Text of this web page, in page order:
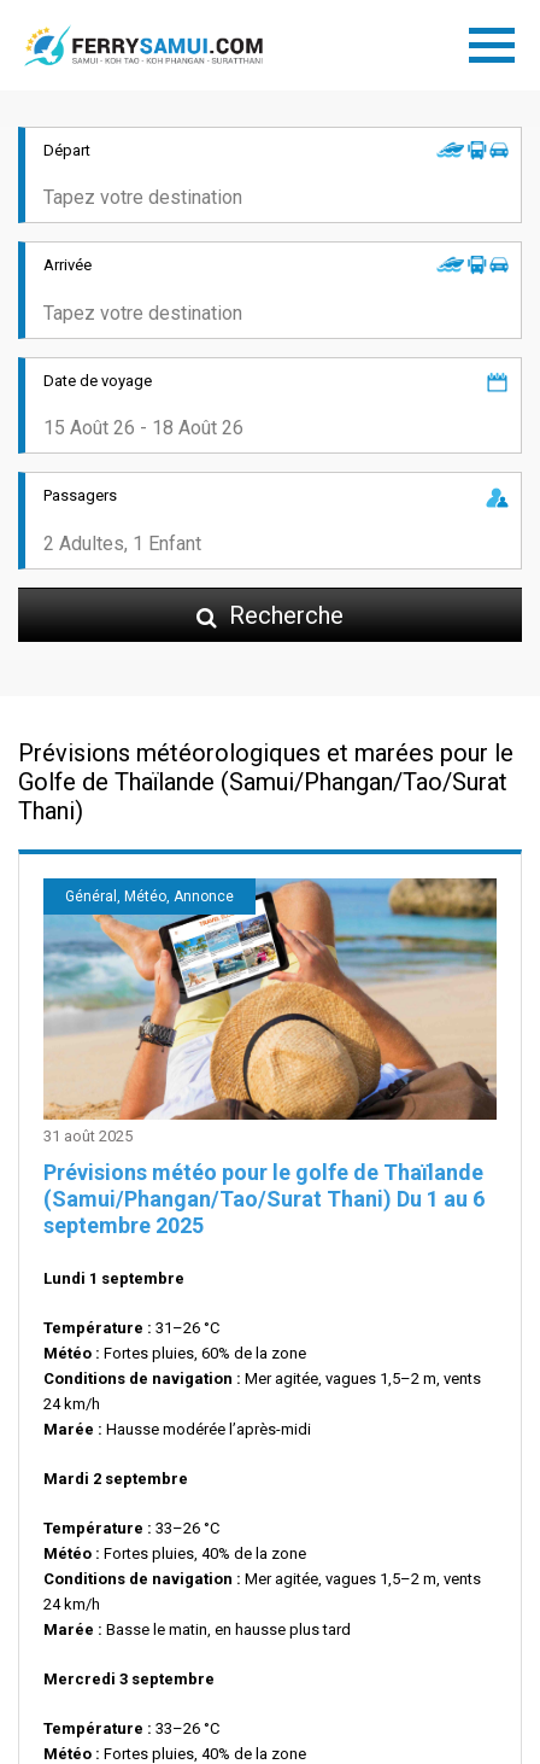
Départ
Arrivée
Date de voyage
Passagers
Recherche
Prévisions météorologiques et marées pour le
Golfe de Thaïlande (Samui/Phangan/Tao/Surat
Thani)
31 août 2025
Général, Météo, Annonce
Prévisions météo pour le golfe de Thaïlande
(Samui/Phangan/Tao/Surat Thani) Du 1 au 6
septembre 2025
Lundi 1 septembre
Température : 31–26 °C
Météo : Fortes pluies, 60% de la zone
Conditions de navigation : Mer agitée, vagues 1,5–2 m, vents
24 km/h
Marée : Hausse modérée l’après-midi
Mardi 2 septembre
Température : 33–26 °C
Météo : Fortes pluies, 40% de la zone
Conditions de navigation : Mer agitée, vagues 1,5–2 m, vents
24 km/h
Marée : Basse le matin, en hausse plus tard
Mercredi 3 septembre
Température : 33–26 °C
Météo : Fortes pluies, 40% de la zone